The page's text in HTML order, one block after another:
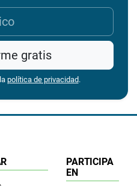
gratis
política de privacidad.
PARTICIPA
EN